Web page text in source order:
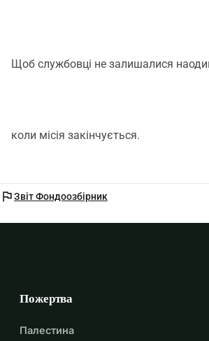
Щоб службовці не залишалися
коли місія закінчується.
flagЗвіт Фондоозбірник
Пожертва
Палестина